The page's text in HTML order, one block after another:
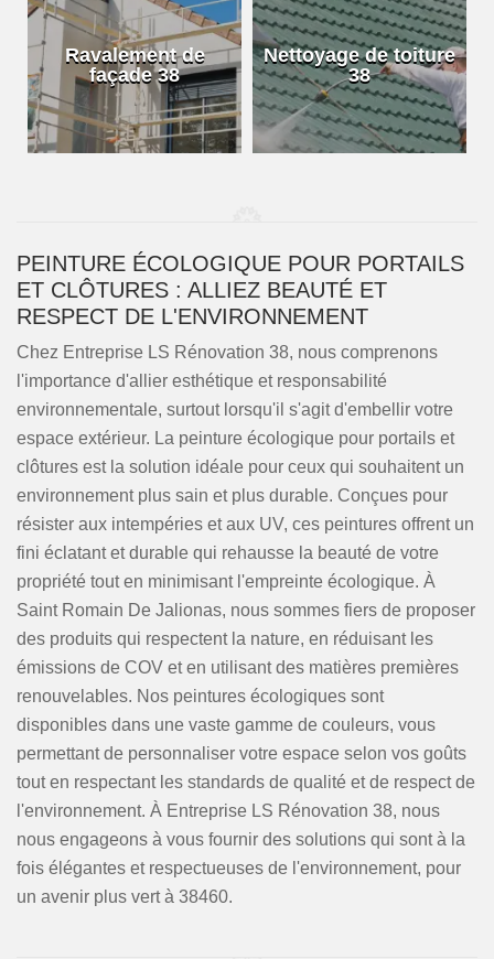
Ravalement de
façade 38
Nettoyage de toiture
38
PEINTURE ÉCOLOGIQUE POUR PORTAILS
ET CLÔTURES : ALLIEZ BEAUTÉ ET
RESPECT DE L'ENVIRONNEMENT
Chez Entreprise LS Rénovation 38, nous comprenons
l'importance d'allier esthétique et responsabilité
environnementale, surtout lorsqu'il s'agit d'embellir votre
espace extérieur. La peinture écologique pour portails et
clôtures est la solution idéale pour ceux qui souhaitent un
environnement plus sain et plus durable. Conçues pour
résister aux intempéries et aux UV, ces peintures offrent un
fini éclatant et durable qui rehausse la beauté de votre
propriété tout en minimisant l'empreinte écologique. À
Saint Romain De Jalionas, nous sommes fiers de proposer
des produits qui respectent la nature, en réduisant les
émissions de COV et en utilisant des matières premières
renouvelables. Nos peintures écologiques sont
disponibles dans une vaste gamme de couleurs, vous
permettant de personnaliser votre espace selon vos goûts
tout en respectant les standards de qualité et de respect de
l'environnement. À Entreprise LS Rénovation 38, nous
nous engageons à vous fournir des solutions qui sont à la
fois élégantes et respectueuses de l'environnement, pour
un avenir plus vert à 38460.